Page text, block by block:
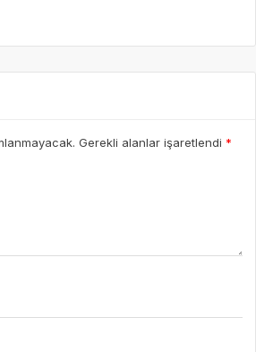
Gerekli alanlar işaretlendi *